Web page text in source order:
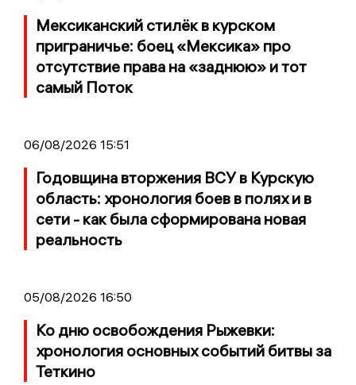
Мексиканский стилёк в курском
приграничье: боец «Мексика» про
отсутствие права на «заднюю» и тот
самый Поток
06/08/2026 15:51
Годовщина вторжения ВСУ в Курскую
область: хронология боев в полях и в
сети - как была сформирована новая
реальность
05/08/2026 16:50
Ко дню освобождения Рыжевки:
хронология основных событий битвы за
Теткино